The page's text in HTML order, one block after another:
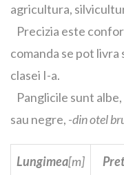
agricultura,
Precizia este
comanda se pot
clasei I-a.
Panglicile sunt albe,
sau negre, -din otel
Lungimea[m]